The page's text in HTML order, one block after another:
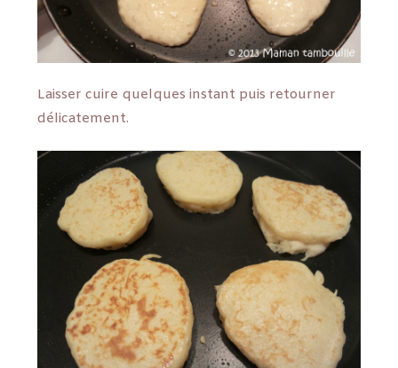
Laisser cuire quelques instant puis retourner
délicatement.